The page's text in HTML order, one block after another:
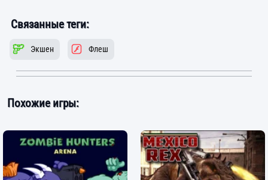
Связанные теги:
Экшен Флеш
Похожие игры: